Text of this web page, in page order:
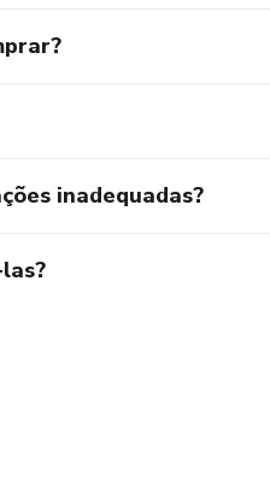
inadequadas?